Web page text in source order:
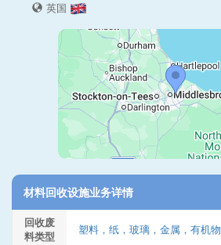
英国
材料回收设施业务详情
回收废
料类型
塑料，纸，玻璃，金属，有机物